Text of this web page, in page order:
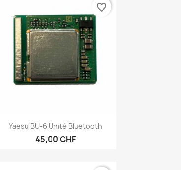
Aperçu rapide
Yaesu BU-6 Unité Bluetooth
45,00 CHF
favorite_border